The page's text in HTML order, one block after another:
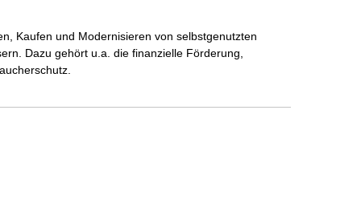
Kaufen und Modernisieren von selbstgenutzten
Dazu gehört u.a. die finanzielle Förderung,